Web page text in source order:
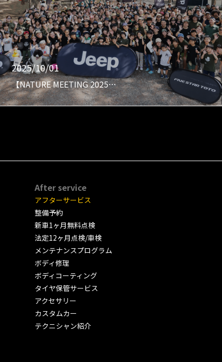
2025/10/01
【NATURE MEETING 2025…
After service
アフターサービス
整備予約
新車1ヶ月無料点検
法定12ヶ月点検/車検
メンテナンスプログラム
ボディ修理
ボディコーティング
タイヤ保管サービス
アクセサリー
カスタムカー
テクニシャン紹介